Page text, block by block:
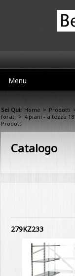
Menu
Sei Qui: Home > Prodotti
forati > 4 piani - altezza
Prodotti
Catalogo
279KZ233